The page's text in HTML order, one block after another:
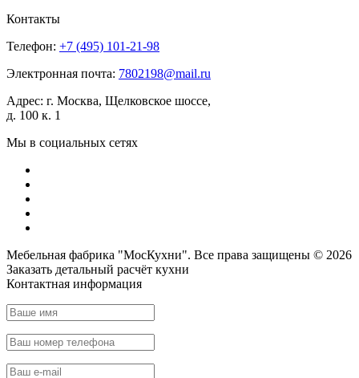
Контакты
Телефон: +7 (495) 101-21-98
Электронная почта: 7802198@mail.ru
Адрес: г. Москва, Щелковское шоссе,
д. 100 к. 1
Мы в социальных сетях
Мебельная фабрика "МосКухни". Все права защищены © 2026
Заказать детальный расчёт кухни
Контактная информация